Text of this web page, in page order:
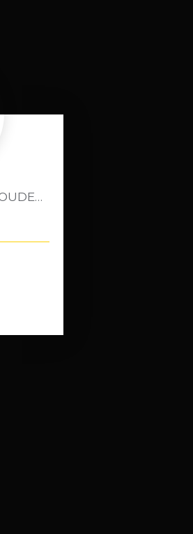
AGENCE SAINT JOSEPH DOUDEVILLE